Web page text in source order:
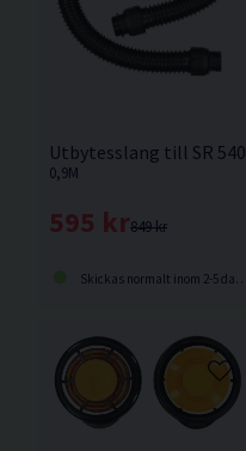
Utbytesslang till SR 540
0,9M
849 kr
595 kr
Skickas normalt inom 2-5 dagar